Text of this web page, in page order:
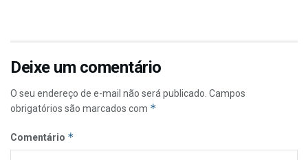
Deixe um comentário
O seu endereço de e-mail não será publicado. Campos
obrigatórios são marcados com *
Comentário *